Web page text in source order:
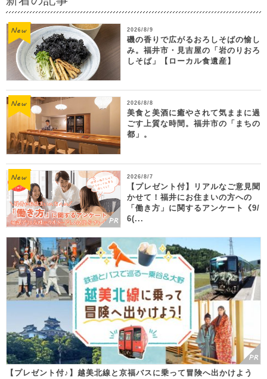
2026/8/9
磯の香りで広がるおろしそばの愉し
み。福井市・見吉屋の「岩のりおろ
しそば」【ローカル食遺産】
2026/8/8
美食と美酒に癒やされて気ままに過
ごす上質な時間。福井市の「まちの
都」。
2026/8/7
【プレゼント付】リアルなご意見聞
かせて！福井にお住まいの方への
「働き方」に関するアンケート《9/
6(...
【プレゼント付♪】越美北線と京福バスに乗って冒険へ出かけよう